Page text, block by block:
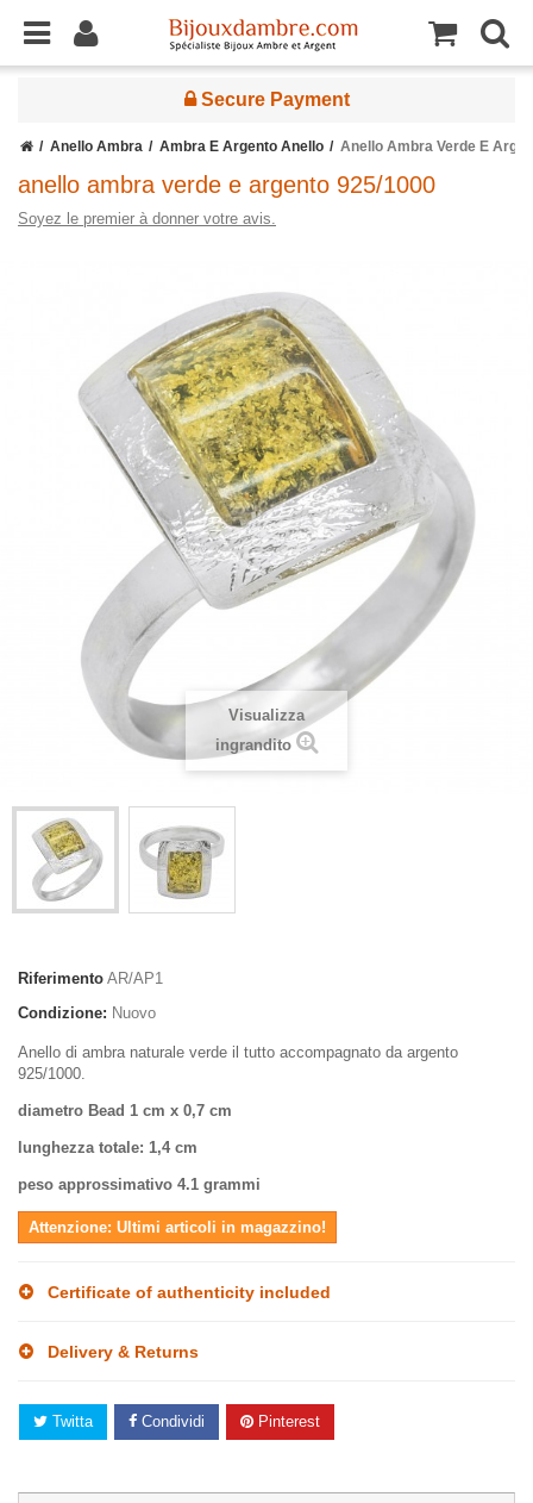
Secure Payment
Anello Ambra Ambra E Argento Anello Anello Ambra Verde E
anello ambra verde e argento 925/1000
Soyez le premier à donner votre avis.
Visualizza
ingrandito
Riferimento AR/AP1
Condizione: Nuovo
Anello di ambra naturale verde il tutto accompagnato da argento
925/1000.
diametro Bead 1 cm x 0,7 cm
lunghezza totale: 1,4 cm
peso approssimativo 4.1 grammi
Attenzione: Ultimi articoli in magazzino!
Certificate of authenticity included
Delivery & Returns
Twitta Condividi Pinterest